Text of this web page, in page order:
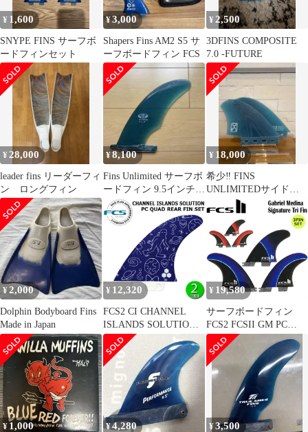
¥ 1,600
SNYPE FINS サーフボ
ードフィンセット
¥3,000
Shapers Fins AM2 S5 サ
ーフボードフィン FCS
¥ 2,500
3DFINS COMPOSITE
7.0 -FUTURE
¥28,000
leader fins リーダーフィ
ン ロングフィン
¥8,100
Fins Unlimited サーフボ
ードフィン 9.5インチ
ドナルドタカヤマ
¥ 18,000
希少‼️ FINS
UNLIMITEDサイドフ
ィン2枚セット
¥2,000
Dolphin Bodyboard Fins
Made in Japan
¥ 12,320
FCS2 CI CHANNEL
ISLANDS SOLUTION
PC QUAD REAR FIN
SET / FCSII エフシーエ
ス2 チャンネルアイラ
ンズ ソリューション
PCフワッドリア フィン
サーフィン 2枚組
¥ 19,580
サーフボードフィン
FCS2 FCSII GM PC
AIRCORE TRI RETAIL
FINS エアコア 3枚set
ガブリエル・メディー
ナ
¥ 1,000 ¥4,280 ¥3,500